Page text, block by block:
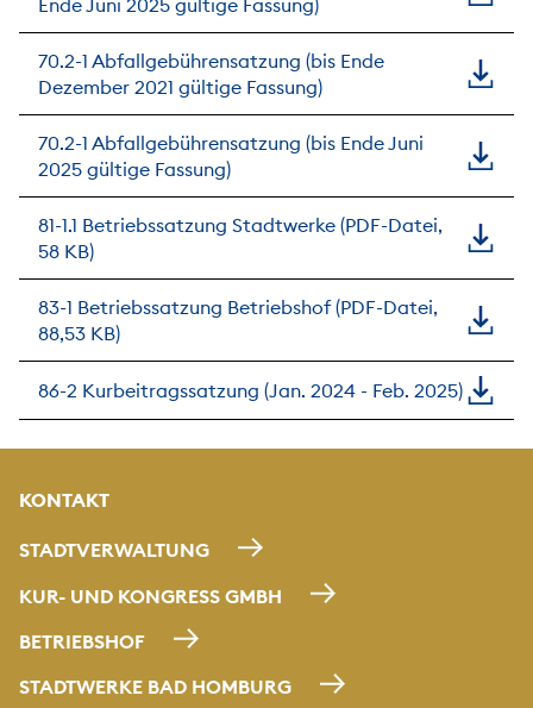
70.2-1 Abfallgebührensatzung (bis Ende
Dezember 2021 gültige Fassung)
70.2-1 Abfallgebührensatzung (bis Ende Juni
2025 gültige Fassung)
81-1.1 Betriebssatzung Stadtwerke (PDF-Datei,
58 KB)
83-1 Betriebssatzung Betriebshof (PDF-Datei,
88,53 KB)
86-2 Kurbeitragssatzung (Jan. 2024 - Feb. 2025)
KONTAKT
STADTVERWALTUNG
KUR- UND KONGRESS GMBH
BETRIEBSHOF
STADTWERKE BAD HOMBURG